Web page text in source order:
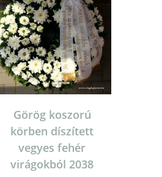
Görög koszorú
körben díszített
vegyes fehér
virágokból 2038